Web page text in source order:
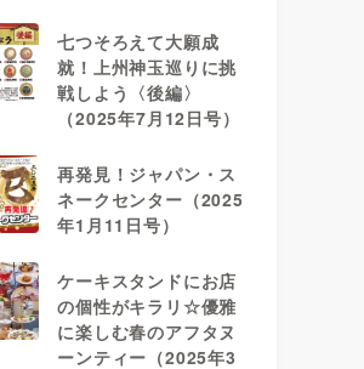
七つそろえて大願成
就！上州神玉巡りに挑
戦しよう〈後編〉
（2025年7月12日号）
再発見！ジャパン・ス
ネークセンター（2025
年1月11日号）
ケーキスタンドにお店
の個性がキラリ☆優雅
に楽しむ春のアフタヌ
ーンティー（2025年3